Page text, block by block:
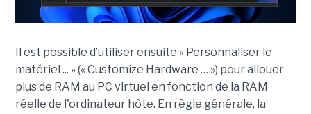
Il est possible d’utiliser ensuite « Personnaliser le
matériel ... » (« Customize Hardware … ») pour allouer
plus de RAM au PC virtuel en fonction de la RAM
réelle de l'ordinateur hôte. En règle générale, la